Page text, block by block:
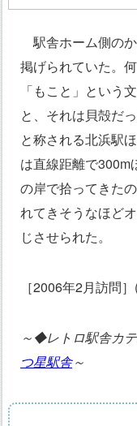
駅舎ホーム側の
掲げられていた。
「もこと」という
と、それは貝殻だ
と称される北浜駅
は直線距離で300m
の岸で拾ってきた
れてきそうなほど
じさせられた。
［2006年2月訪問
～◆レトロ駅舎カ
つ星駅舎～